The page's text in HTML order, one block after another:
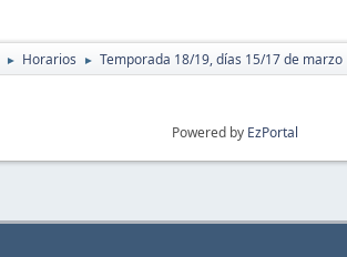
► Horarios ► Temporada 18/19, días 15/17 de marzo
Powered by EzPortal